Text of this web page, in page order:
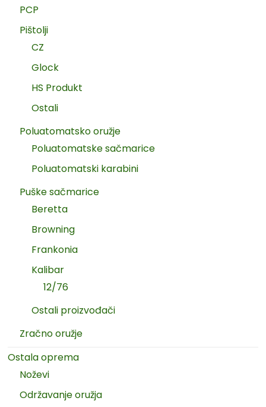
PCP
Pištolji
CZ
Glock
HS Produkt
Ostali
Poluatomatsko oružje
Poluatomatske sačmarice
Poluatomatski karabini
Puške sačmarice
Beretta
Browning
Frankonia
Kalibar
12/76
Ostali proizvođači
Zračno oružje
Ostala oprema
Noževi
Održavanje oružja